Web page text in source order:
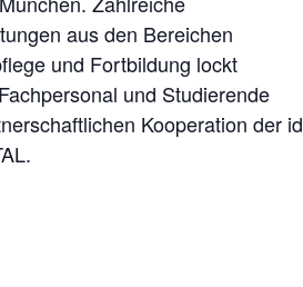
aus den Bereichen
und Fortbildung lockt
und Studierende
Kooperation der id